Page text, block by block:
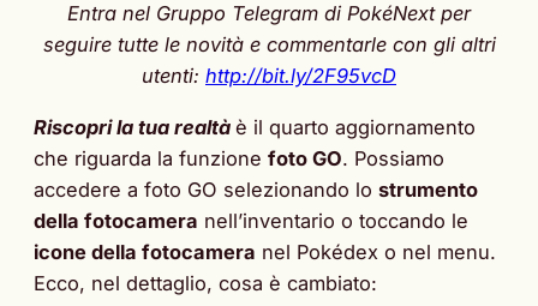
Entra nel Gruppo Telegram di PokéNext per
seguire tutte le novità e commentarle con gli altri
utenti: http://bit.ly/2F95vcD
Riscopri la tua realtà è il quarto aggiornamento
che riguarda la funzione foto GO. Possiamo
accedere a foto GO selezionando lo strumento
della fotocamera nell’inventario o toccando le
icone della fotocamera nel Pokédex o nel menu.
Ecco, nel dettaglio, cosa è cambiato: